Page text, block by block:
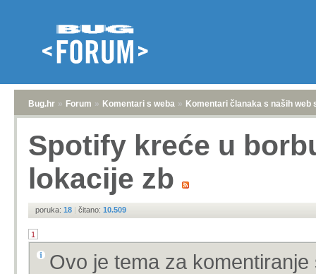
Bug.hr » Forum » Komentari s weba » Komentari članaka s naših web
Spotify kreće u
lokacije zb
poruka: 18 | čitano: 10.509
1
Ovo je tema za